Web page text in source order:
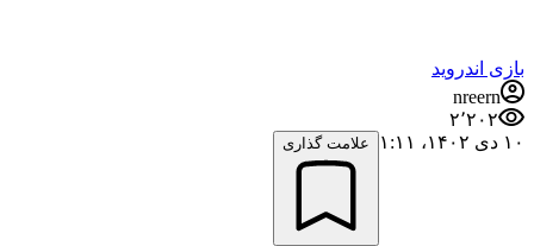
بازی اندروید
nreern
۲٬۲۰۲
۱۰ دی ۱۴۰۲،‏ ۱:۱۱
علامت گذاری